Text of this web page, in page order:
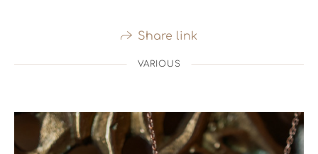
Share link
VARIOUS